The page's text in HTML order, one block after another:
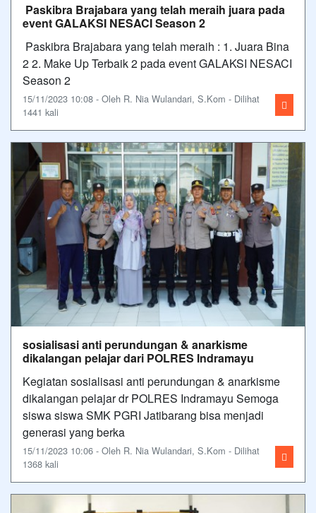
Paskibra Brajabara yang telah meraih juara pada
event GALAKSI NESACI Season 2
Paskibra Brajabara yang telah meraih : 1. Juara Bina
2 2. Make Up Terbaik 2 pada event GALAKSI NESACI
Season 2
15/11/2023 10:08 - Oleh R. Nia Wulandari, S.Kom - Dilihat
1441 kali
sosialisasi anti perundungan & anarkisme
dikalangan pelajar dari POLRES Indramayu
Kegiatan sosialisasi anti perundungan & anarkisme
dikalangan pelajar dr POLRES Indramayu Semoga
siswa siswa SMK PGRI Jatibarang bisa menjadi
generasi yang berka
15/11/2023 10:06 - Oleh R. Nia Wulandari, S.Kom - Dilihat
1368 kali